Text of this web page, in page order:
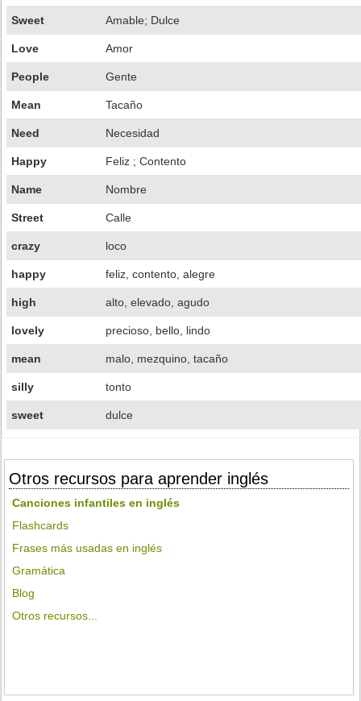
Sweet Amable; Dulce
Love Amor
People Gente
Mean Tacaño
Need Necesidad
Happy Feliz ; Contento
Name Nombre
Street Calle
crazy loco
happy feliz, contento, alegre
high alto, elevado, agudo
lovely precioso, bello, lindo
mean malo, mezquino, tacaño
silly tonto
sweet dulce
Otros recursos para aprender inglés
Canciones infantiles en inglés
Flashcards
Frases más usadas en inglés
Gramática
Blog
Otros recursos...